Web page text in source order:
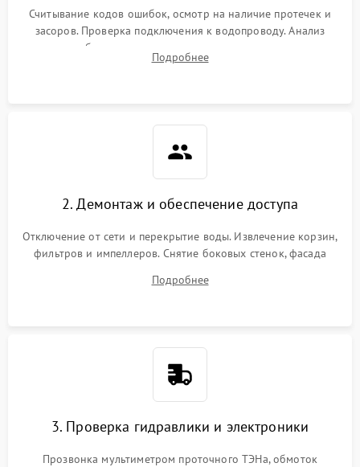
Считывание кодов ошибок, осмотр на наличие протечек и
засоров. Проверка подключения к водопроводу. Анализ
жалоб на отсутствие слива, нагрева, вращения
разбрызгивателей или срабатывание системы защиты
Подробнее
2. Демонтаж и обеспечение доступа
Отключение от сети и перекрытие воды. Извлечение корзин,
фильтров и импеллеров. Снятие боковых стенок, фасада
циркуляционному насосу, ТЭНу и сливной помпе.
Подробнее
3. Проверка гидравлики и электроники
Прозвонка мультиметром проточного ТЭНа, обмоток